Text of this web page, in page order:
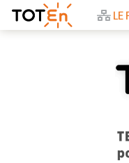
Accueil
LE